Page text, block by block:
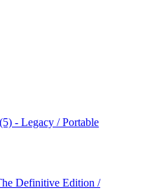
- Legacy / Portable
Definitive Edition /